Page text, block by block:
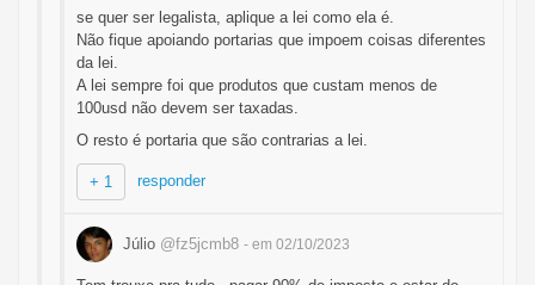
se quer ser legalista, aplique a lei como ela é.
Não fique apoiando portarias que impoem coisas diferentes
da lei.
A lei sempre foi que produtos que custam menos de
100usd não devem ser taxadas.
O resto é portaria que são contrarias a lei.
+ 1 responder
Júlio @fz5jcmb8 - em 02/10/2023